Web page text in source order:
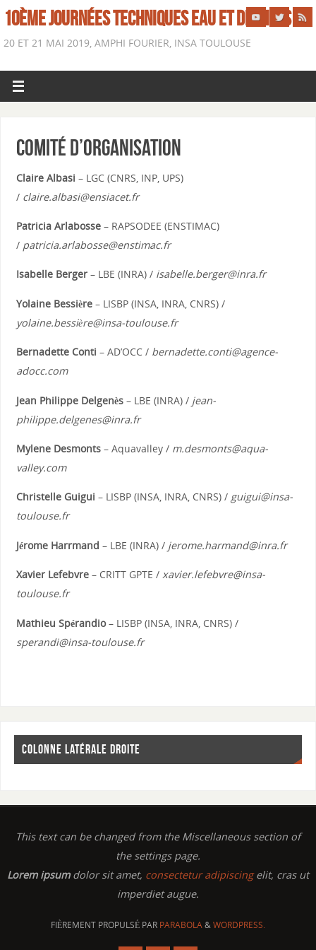
10ÈME JOURNÉES TECHNIQUES EAU ET DÉCHETS
20 ET 21 MAI 2019, AMPHI FOURIER, INSA TOULOUSE
Comité d’organisation
Claire Albasi – LGC (CNRS, INP, UPS)
/ claire.albasi@ensiacet.fr
Patricia Arlabosse– RAPSODEE (ENSTIMAC)
/ patricia.arlabosse@enstimac.fr
Isabelle Berger– LBE (INRA) / isabelle.berger@inra.fr
Yolaine Bessière– LISBP (INSA, INRA, CNRS) /
yolaine.bessière@insa-toulouse.fr
Bernadette Conti – AD’OCC / bernadette.conti@agence-
adocc.com
Jean Philippe Delgenès– LBE (INRA) / jean-
philippe.delgenes@inra.fr
Mylene Desmonts– Aquavalley / m.desmonts@aqua-
valley.com
Christelle Guigui – LISBP (INSA, INRA, CNRS) / guigui@insa-
toulouse.fr
Jérome Harrmand – LBE (INRA) / jerome.harmand@inra.fr
Xavier Lefebvre– CRITT GPTE / xavier.lefebvre@insa-
toulouse.fr
Mathieu Spérandio– LISBP (INSA, INRA, CNRS) /
sperandi@insa-toulouse.fr
COLONNE LATÉRALE DROITE
This text can be changed from the Miscellaneous section of
the settings page.
Lorem ipsumdolor sit amet, consectetur adipiscingelit, cras ut
imperdiet augue.
FIÈREMENT PROPULSÉ PAR PARABOLA&WORDPRESS.